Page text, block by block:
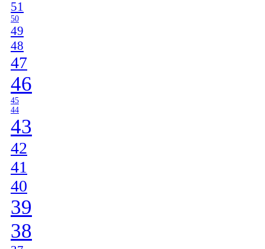
51
50
49
48
47
46
45
44
43
42
41
40
39
38